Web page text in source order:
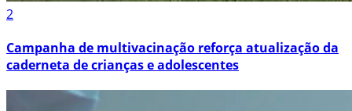
2
Campanha de multivacinação reforça atualização da
caderneta de crianças e adolescentes